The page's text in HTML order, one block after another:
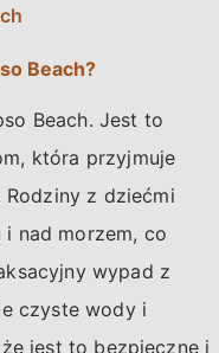
Beach?
Beach. Jest to
która przyjmuje
z dziećmi
i nad morzem, co
wypad z
czyste wody i
jest to bezpieczne i